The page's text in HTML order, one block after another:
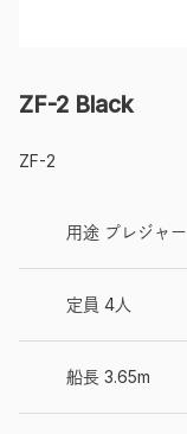
ZF-2 Black
ZF-2
用途 プレジャー
定員 4人
船長 3.65m